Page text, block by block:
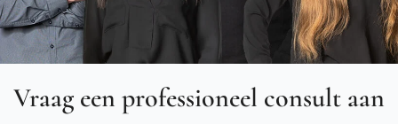
Vraag een professioneel consult aan